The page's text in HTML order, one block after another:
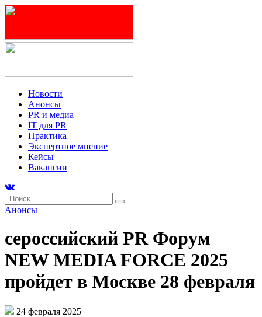
Новости
Анонсы
PR и медиа
IT для PR
Практика
Экспертное мнение
Кейсы
Вакансии
Анонсы
сероссийский PR Форум
NEW MEDIA FORCE 2025
пройдет в Москве 28 февраля
24 февраля 2025